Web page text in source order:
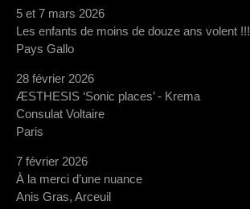
5 et 7 mars 2026
Les enfants de moins de douze ans volent !!!
Pays Gallo
28 février 2026
ÆSTHESIS ‘Sonic places’ - Krema
Consulat Voltaire
Paris
7 février 2026
À la merci d’une nuance
Anis Gras, Arceuil